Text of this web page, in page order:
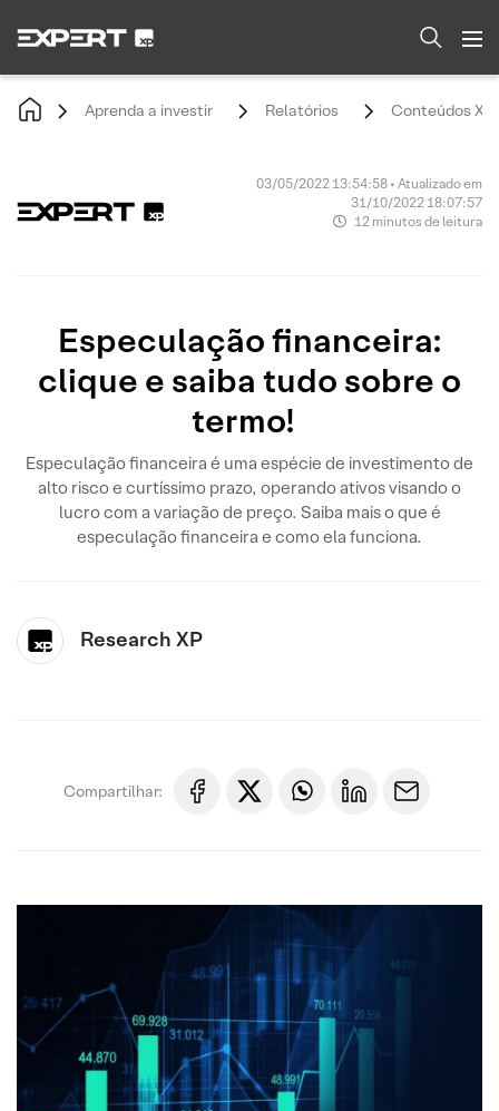
Aprenda a investir Relatórios Conteúdos XP
03/05/2022 13:54:58 • Atualizado em
31/10/2022 18:07:57
12 minutos de leitura
Especulação financeira:
clique e saiba tudo sobre o
termo!
Especulação financeira é uma espécie de investimento de
alto risco e curtíssimo prazo, operando ativos visando o
lucro com a variação de preço. Saiba mais o que é
especulação financeira e como ela funciona.
Research XP
Compartilhar: